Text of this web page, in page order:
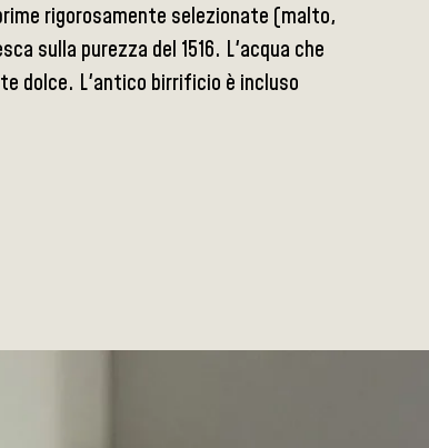
rigorosamente selezionate (malto,
sulla purezza del 1516. L'acqua che
dolce. L'antico birrificio è incluso